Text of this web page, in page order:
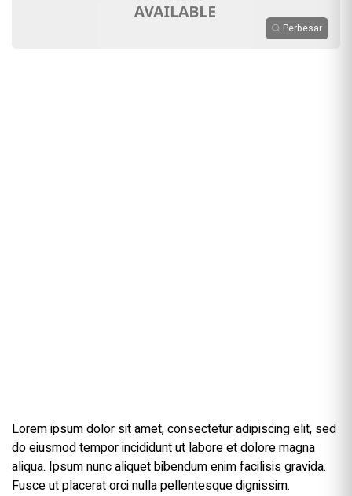
Perbesar
Lorem ipsum dolor sit amet, consectetur adipiscing elit, sed
do eiusmod tempor incididunt ut labore et dolore magna
aliqua. Ipsum nunc aliquet bibendum enim facilisis gravida.
Fusce ut placerat orci nulla pellentesque dignissim.